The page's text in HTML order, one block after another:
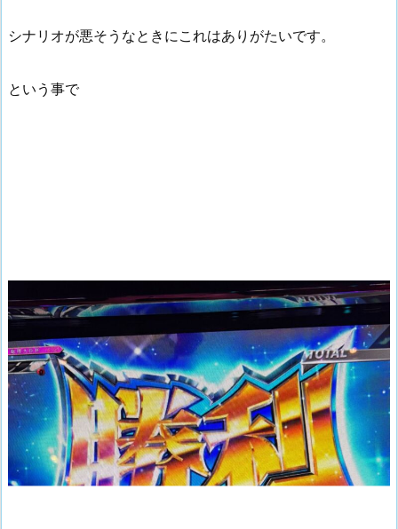
シナリオが悪そうなときにこれはありがたいです。
という事で